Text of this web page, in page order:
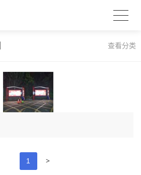
查看分类
1 >